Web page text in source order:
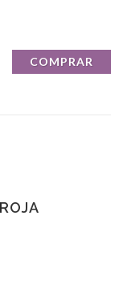
COMPRAR